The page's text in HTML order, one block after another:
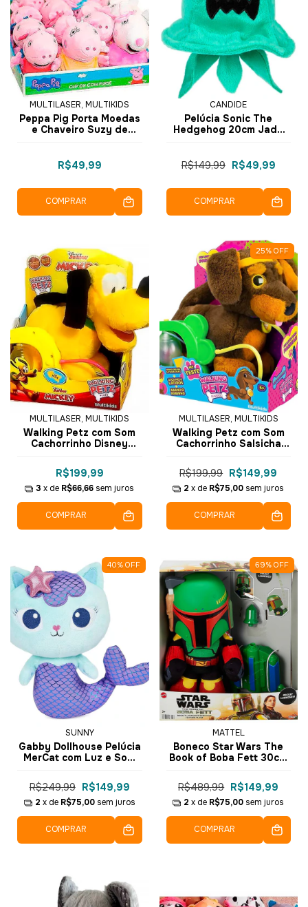
MULTILASER, MULTIKIDS
Peppa Pig Porta Moedas
e Chaveiro Suzy de
R$49,99
COMPRAR
CANDIDE
Pelúcia Sonic The
Hedgehog 20cm Jade
R$149,99 R$49,99
COMPRAR
MULTILASER, MULTIKIDS
Walking Petz com Som
Cachorrinho Disney
R$199,99
3 x de R$66,66 sem juros
COMPRAR
25% OFF
MULTILASER, MULTIKIDS
Walking Petz com Som
Cachorrinho Salsicha
R$199,99 R$149,99
2 x de R$75,00 sem juros
COMPRAR
40% OFF
SUNNY
Gabby Dollhouse Pelúcia
MerCat com Luz e Som
R$249,99 R$149,99
2 x de R$75,00 sem juros
COMPRAR
69% OFF
MATTEL
Boneco Star Wars The
Book of Boba Fett 30cm
R$489,99 R$149,99
2 x de R$75,00 sem juros
COMPRAR